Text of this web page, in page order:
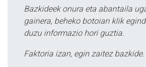
Bazkideek onura eta abantaila
gainera, beheko botoian klik
duzu informazio hori guztia.
Faktoria izan, egin zaitez bazkide.